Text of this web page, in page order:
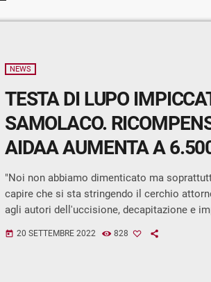
NEWS
TESTA DI LUPO
SAMOLACO.
AIDAA AUMENTA A
"Noi non abbiamo dimenticato ma
capire che si sta stringendo il cerchio
agli autori dell'uccisione, decapitazione e
motivo abbiamo deciso di aumentare a 6.500
today 20 SETTEMBRE 2022 828